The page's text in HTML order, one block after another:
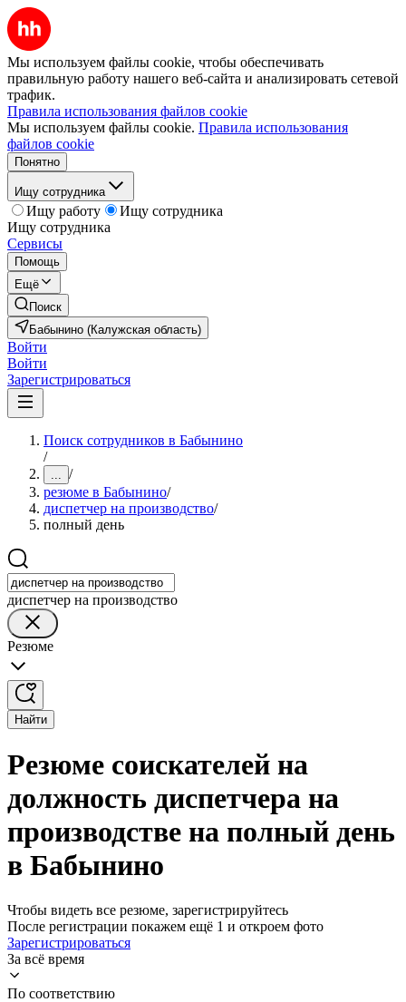
Мы используем файлы cookie, чтобы обеспечивать
правильную работу нашего веб-сайта и анализировать сетевой
трафик.
Правила использования файлов cookie
Мы используем файлы cookie. Правила использования
файлов cookie
Понятно
Ищу сотрудника
Ищу работу
Ищу сотрудника
Ищу сотрудника
Сервисы
Помощь
Ещё
Поиск
Бабынино (Калужская область)
Войти
Войти
Зарегистрироваться
Поиск сотрудников в Бабынино
/
... /
резюме в Бабынино/
диспетчер на производство/
полный день
диспетчер на производство
Резюме
Найти
Резюме соискателей на
должность диспетчера на
производстве на полный день
в Бабынино
Чтобы видеть все резюме, зарегистрируйтесь
После регистрации покажем ещё 1 и откроем фото
Зарегистрироваться
За всё время
По соответствию